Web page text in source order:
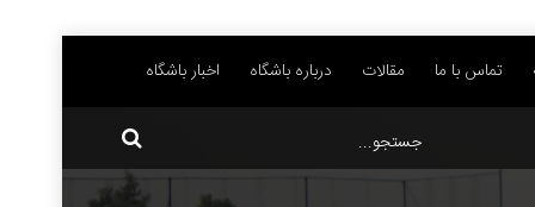
تماس با ما مقالات درباره باشگاه اخبار باشگاه